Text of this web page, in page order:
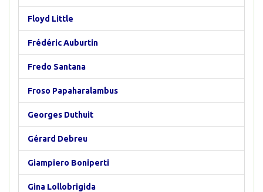
Floyd Little
Frédéric Auburtin
Fredo Santana
Froso Papaharalambus
Georges Duthuit
Gérard Debreu
Giampiero Boniperti
Gina Lollobrigida